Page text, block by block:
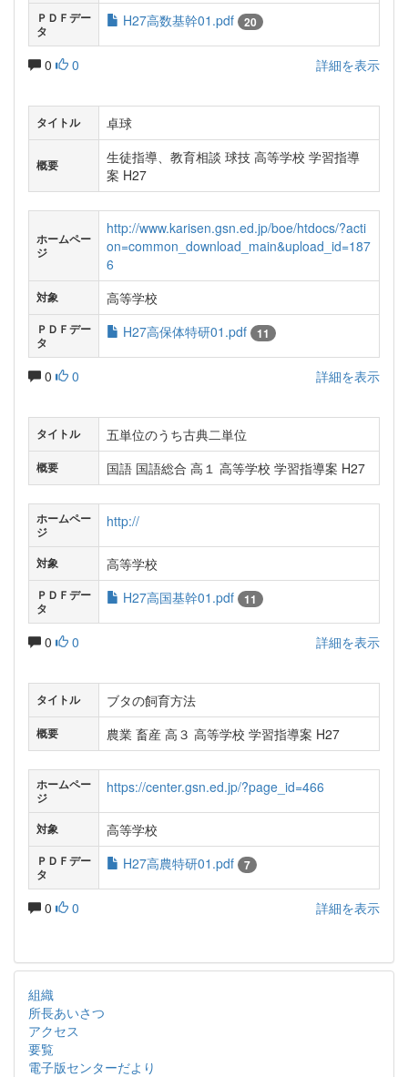
ＰＤＦデー
タ
H27高数基幹01.pdf 20
0 0 詳細を表示
タイトル 卓球
概要
生徒指導、教育相談 球技 高等学校 学習指導
案 H27
ホームペー
ジ
http://www.karisen.gsn.ed.jp/boe/htdocs/?acti
on=common_download_main&upload_id=187
6
対象 高等学校
ＰＤＦデー
タ
H27高保体特研01.pdf 11
0 0 詳細を表示
タイトル 五単位のうち古典二単位
概要 国語 国語総合 高１ 高等学校 学習指導案 H27
ホームペー
ジ
http://
対象 高等学校
ＰＤＦデー
タ
H27高国基幹01.pdf 11
0 0 詳細を表示
タイトル ブタの飼育方法
概要 農業 畜産 高３ 高等学校 学習指導案 H27
ホームペー
ジ
https://center.gsn.ed.jp/?page_id=466
対象 高等学校
ＰＤＦデー
タ
H27高農特研01.pdf 7
0 0 詳細を表示
組織
所長あいさつ
アクセス
要覧
電子版センターだより